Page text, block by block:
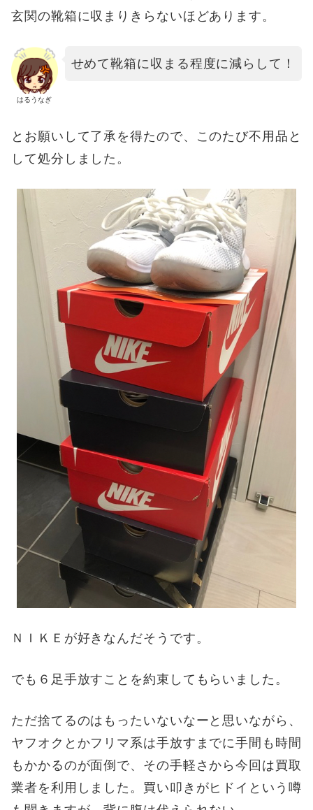
玄関の靴箱に収まりきらないほどあります。
はるうなぎ
せめて靴箱に収まる程度に減らして！
とお願いして了承を得たので、このたび不用品と
して処分しました。
ＮＩＫＥが好きなんだそうです。
でも６足手放すことを約束してもらいました。
ただ捨てるのはもったいないなーと思いながら、
ヤフオクとかフリマ系は手放すまでに手間も時間
もかかるのが面倒で、その手軽さから今回は買取
業者を利用しました。買い叩きがヒドイという噂